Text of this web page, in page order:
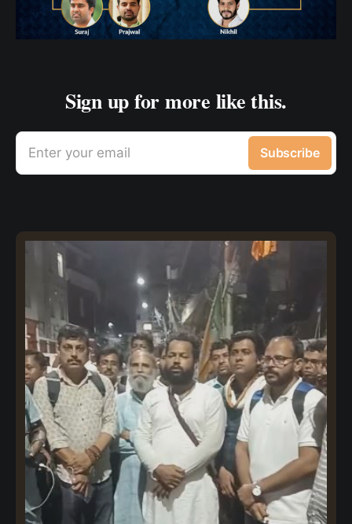
Sign up for more like this.
Enter your email Subscribe